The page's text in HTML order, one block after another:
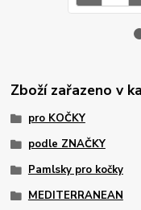
Zboží zařazeno v
pro KOČKY
podle ZNAČKY
Pamlsky pro kočky
MEDITERRANEAN